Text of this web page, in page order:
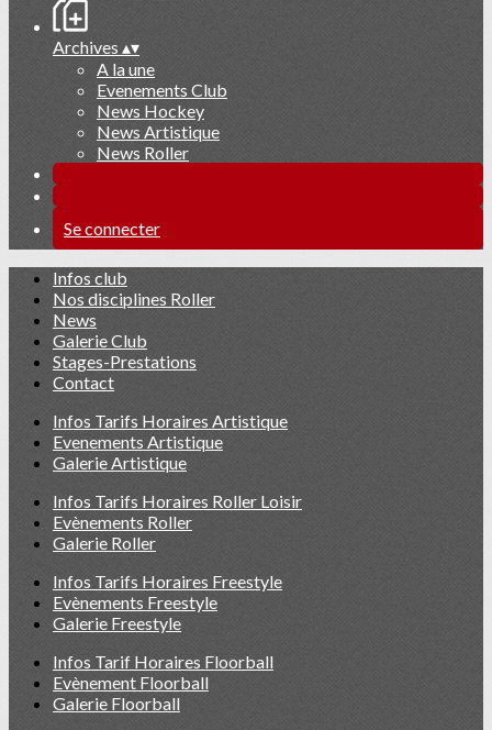
Archives ▴▾
A la une
Evenements Club
News Hockey
News Artistique
News Roller
Se connecter
Infos club
Nos disciplines Roller
News
Galerie Club
Stages-Prestations
Contact
Infos Tarifs Horaires Artistique
Evenements Artistique
Galerie Artistique
Infos Tarifs Horaires Roller Loisir
Evènements Roller
Galerie Roller
Infos Tarifs Horaires Freestyle
Evènements Freestyle
Galerie Freestyle
Infos Tarif Horaires Floorball
Evènement Floorball
Galerie Floorball